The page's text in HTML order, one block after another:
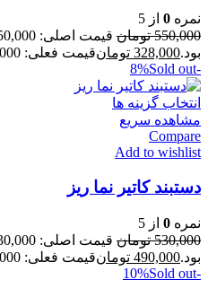
نمره 0 از 5
550,000 تومان
بود.328,000 تومانقیمت فعلی: 328,000 تومان.
-8%
Sold out
انتخاب گزینه ها
مشاهده سریع
Compare
Add to wishlist
دستبند کاتیر نما ریز
نمره 0 از 5
530,000 تومان
بود.490,000 تومانقیمت فعلی: 490,000 تومان.
-10%
Sold out